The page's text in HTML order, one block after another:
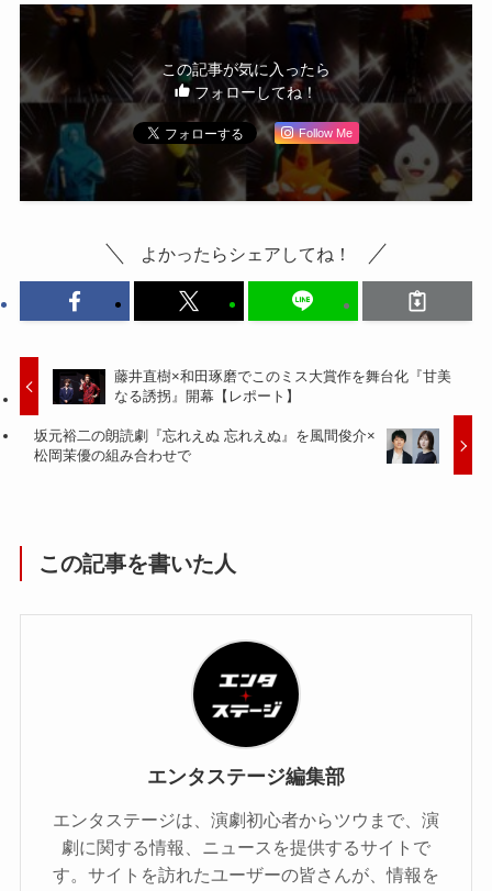
この記事が気に入ったら
フォローしてね！
Follow Me
よかったらシェアしてね！
藤井直樹×和田琢磨でこのミス大賞作を舞台化『甘美
なる誘拐』開幕【レポート】
坂元裕二の朗読劇『忘れえぬ 忘れえぬ』を風間俊介×
松岡茉優の組み合わせで
この記事を書いた人
エンタステージ編集部
エンタステージは、演劇初心者からツウまで、演
劇に関する情報、ニュースを提供するサイトで
す。サイトを訪れたユーザーの皆さんが、情報を